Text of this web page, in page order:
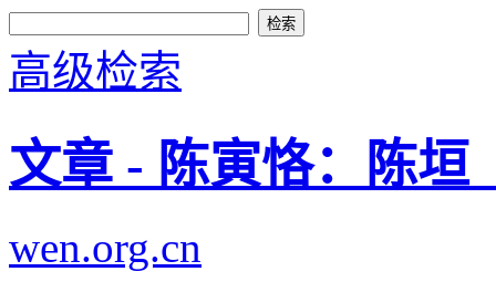
高级检索
文章 - 陈寅恪：陈垣
wen.org.cn